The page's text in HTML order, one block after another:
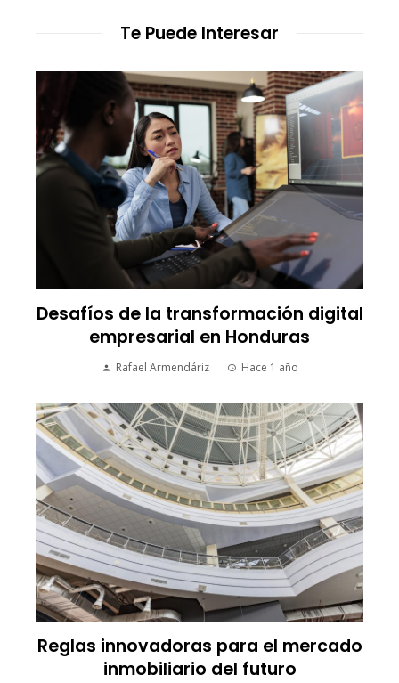
Te Puede Interesar
Desafíos de la transformación digital
empresarial en Honduras
Rafael Armendáriz Hace 1 año
Reglas innovadoras para el mercado
inmobiliario del futuro